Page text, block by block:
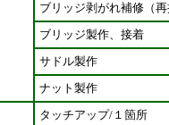
ブリッジ剥がれ補修（
ブリッジ製作、接着
サドル製作
ナット製作
タッチアップ/１箇所